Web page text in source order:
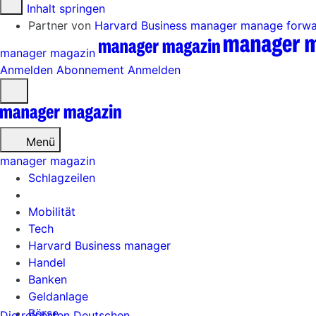
Zum Inhalt springen
Partner von Harvard Business manager manage
manager magazin
Anmelden Abonnement Anmelden
öffnen
Menü
Schlagzeilen
Mobilität
Tech
Harvard Business manager
Handel
Banken
Geldanlage
Börse
manager magazin